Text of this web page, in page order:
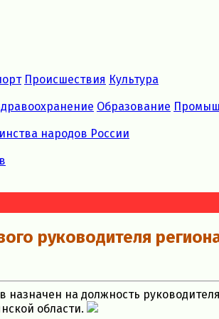
Происшествия Культура
Образование
народов России
руководителя
на должность
области.